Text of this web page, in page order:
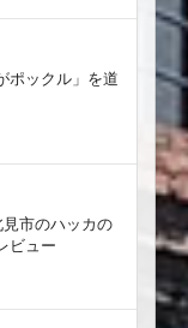
ポックル」を道
市のハッカの
ビュー